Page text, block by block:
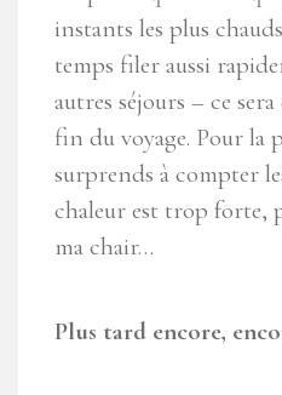
instants les plus
temps filer aussi
autres séjours – ce
fin du voyage. Pour la
surprends à compter
chaleur est trop forte,
ma chair…
Plus tard encore,